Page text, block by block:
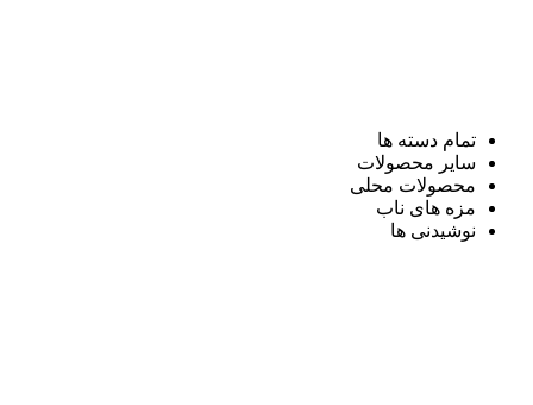
تمام دسته ها
سایر محصولات
محصولات محلی
مزه های ناب
نوشیدنی ها